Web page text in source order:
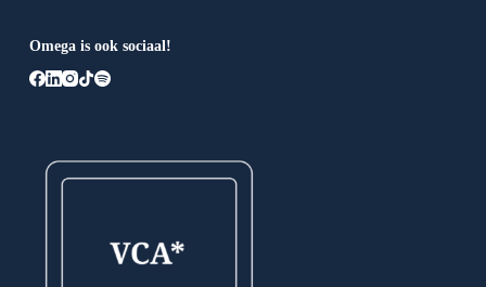
Omega is ook sociaal!